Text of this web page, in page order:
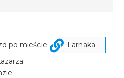
po mieście
Larnaka